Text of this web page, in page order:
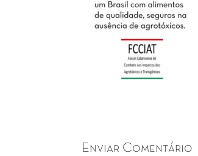
Enviar Comentário